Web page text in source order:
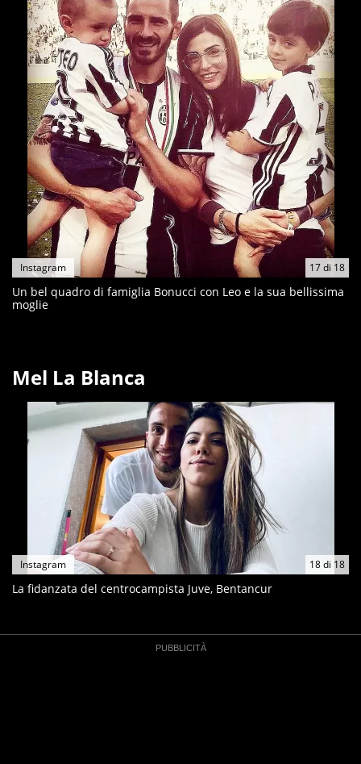
17di 18
Instagram
Un bel quadro di famiglia Bonucci con Leo e la sua bellissima
moglie
Mel La Blanca
18di 18
Instagram
La fidanzata del centrocampista Juve, Bentancur